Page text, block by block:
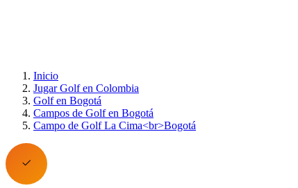
Inicio
Jugar Golf en Colombia
Golf en Bogotá
Campos de Golf en Bogotá
Campo de Golf La Cima<br>Bogotá